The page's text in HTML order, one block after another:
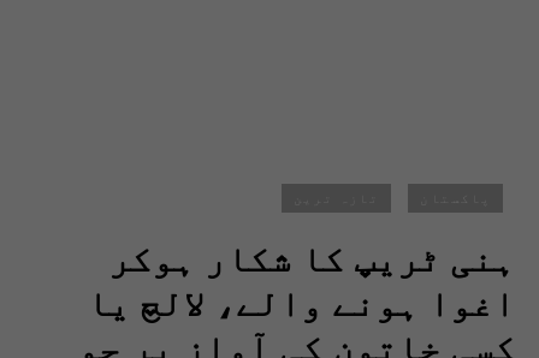
ہنی ٹریپ کا شکار ہوکر
اغوا ہونے والے، لالچ یا
کسی خاتون کی آواز پر جو